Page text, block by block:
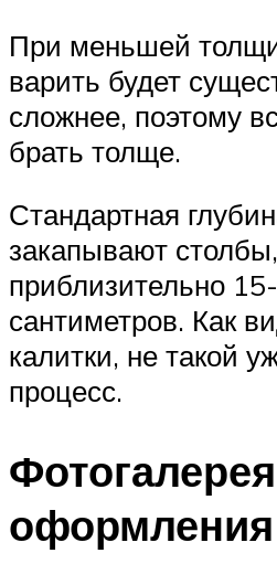
При меньшей
варить будет
сложнее, поэтому
брать толще.
Стандартная
закапывают столбы,
приблизительно
сантиметров. Как
калитки, не такой
процесс.
оформления